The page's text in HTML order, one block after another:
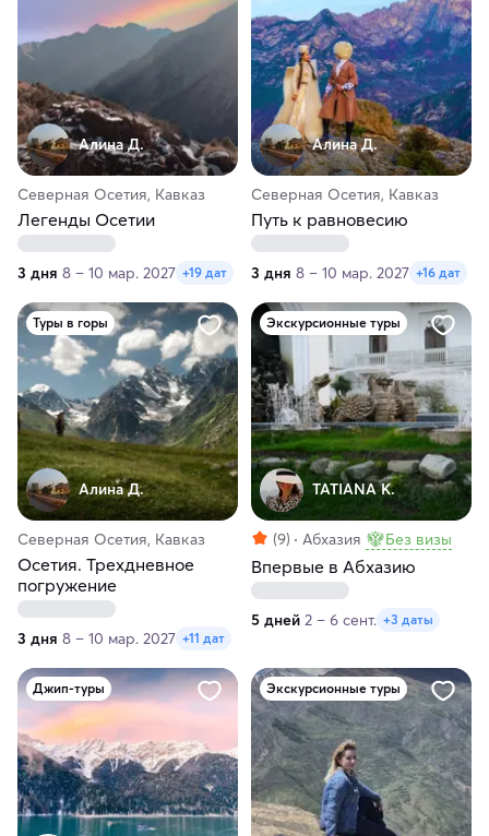
Алина Д.
Северная Осетия, Кавказ
Легенды Осетии
3 дня 8 – 10 мар. 2027 +19 дат
Алина Д.
Северная Осетия, Кавказ
Путь к равновесию
3 дня 8 – 10 мар. 2027 +16 дат
Туры в горы
Алина Д.
Северная Осетия, Кавказ
Осетия. Трехдневное
погружение
3 дня 8 – 10 мар. 2027 +11 дат
Экскурсионные туры
TATIANA K.
(9) Абхазия Без визы
Впервые в Абхазию
5 дней 2 – 6 сент. +3 даты
Джип-туры Экскурсионные туры